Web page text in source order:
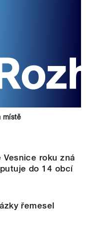
místě
roku zná
do 14 obcí
řemesel